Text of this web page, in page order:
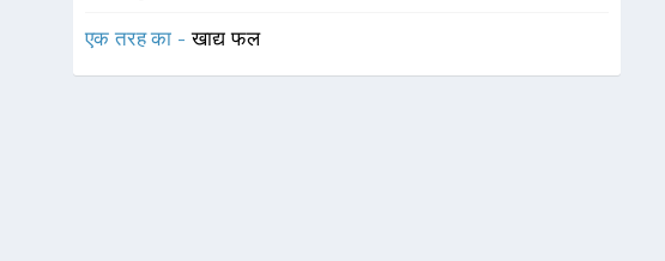
एक तरह का -खाद्य फल